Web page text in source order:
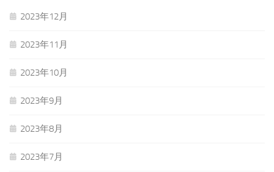
2023年12月
2023年11月
2023年10月
2023年9月
2023年8月
2023年7月